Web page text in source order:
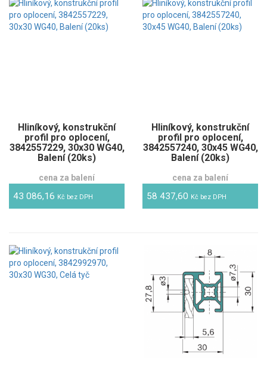
Hliníkový, konstrukční
profil pro oplocení,
3842557229, 30x30 WG40,
Balení (20ks)
cena za balení
43 086,16 Kč bez DPH
Hliníkový, konstrukční
profil pro oplocení,
3842557240, 30x45 WG40,
Balení (20ks)
cena za balení
58 437,60 Kč bez DPH